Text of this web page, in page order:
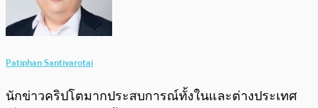
Patiphan Santivarotai
นักข่าวคริปโตมากประสบการณ์ทั้งในและต่างประเทศ